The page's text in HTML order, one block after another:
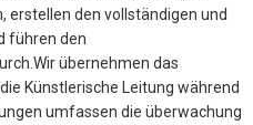
erstellen den vollständigen und
führen den
übernehmen das
Künstlerische Leitung während
umfassen die überwachung